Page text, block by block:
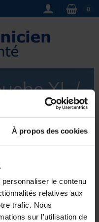
À propos des cookies
le contenu
relatives aux
trafic. Nous
sur l'utilisation de
0
XL /
est spécialement
confortable, elle offre
et son
et à nettoyer,
pratique et adaptée